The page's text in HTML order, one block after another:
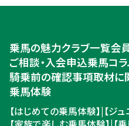
入会のご相談・申込
ご相談・入会申込
乗馬の魅力クラブ一覧会
ご相談・入会申込乗馬コ
騎乗前の確認事項取材に
乗馬体験
【はじめての乗馬体験】| 【ジ